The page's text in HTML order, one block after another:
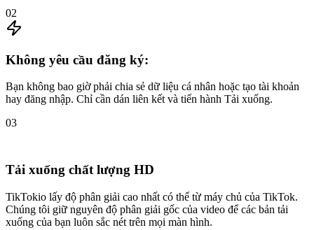
02
Không yêu cầu đăng ký:
Bạn không bao giờ phải chia sẻ dữ liệu cá nhân hoặc tạo tài khoản
hay đăng nhập. Chỉ cần dán liên kết và tiến hành Tải xuống.
03
Tải xuống chất lượng HD
TikTokio lấy độ phân giải cao nhất có thể từ máy chủ của TikTok.
Chúng tôi giữ nguyên độ phân giải gốc của video để các bản tải
xuống của bạn luôn sắc nét trên mọi màn hình.